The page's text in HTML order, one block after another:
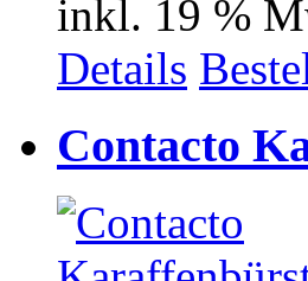
inkl. 19 %
Details
Contacto